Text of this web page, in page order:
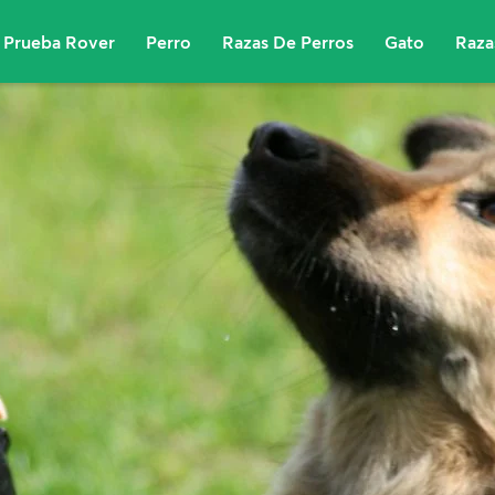
Prueba Rover Perro Razas De Perros Gato